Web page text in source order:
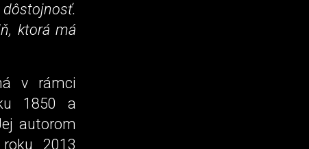
ktorá má
v rámci
1850 a
autorom
2013